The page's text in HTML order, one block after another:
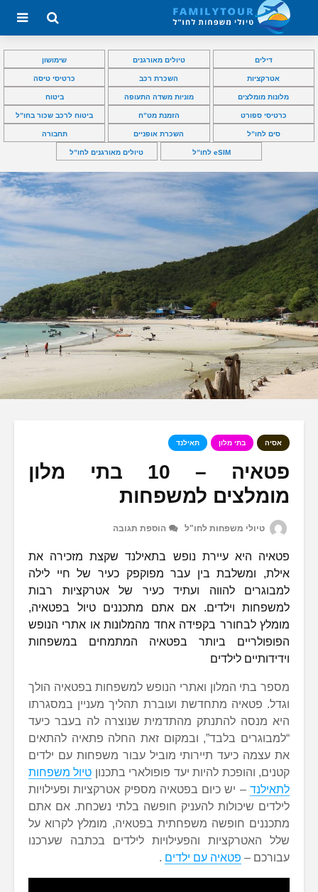
דילים טיולים מאורגנים שימושון
אטרקציות השכרת רכב כרטיסי טיסה
מלונות מומלצים מוניות משדה התעופה ביטוח
כרטיסי ספורט הזמנת מט”ח ביטוח לרכב שכור בחו”ל
סים לחו”ל השכרת אופניים תחבורה
eSIM לחו”ל טיולים מאורגנים לחו”ל
אסיה בתי מלון תאילנד
פטאיה – 10 בתי מלון
מומלצים למשפחות
טיולי משפחות לחו"ל הוספת תגובה
פטאיה היא עיירת נופש בתאילנד שקצת מזכירה את
אילת, ומשלבת בין עבר מפוקפק כעיר של חיי לילה
למבוגרים להווה ועתיד כעיר של אטרקציות רבות
למשפחות וילדים. אם אתם מתכננים טיול בפטאיה,
מומלץ לבחורר בקפידה אחד מהמלונות או אתרי הנופש
הפופולריים ביותר בפטאיה המתמחים במשפחות
וידידותיים לילדים
מספר בתי המלון ואתרי הנופש למשפחות בפטאיה הולך
וגדל. פטאיה מתחדשת ועוברת תהליך מעניין במסגרתו
היא מנסה להתנתק מהתדמית שנוצרה לה בעבר כיעד
“למבוגרים בלבד”, ובמקום זאת החלה פתאיה להתאים
את עצמה כיעד תיירותי מוביל עבור משפחות עם ילדים
קטנים, והופכת להיות יעד פופולארי בתכנון טיול משפחות
לתאילנד – יש כיום בפטאיה מספיק אטרקציות ופעילויות
לילדים שיכולות להעניק חופשה בלתי נשכחת. אם אתם
מתכננים חופשה משפחתית בפטאיה, מומלץ לקרוא על
שלל האטרקציות והפעילויות לילדים בכתבה שערכנו
עבורכם – פטאיה עם ילדים .